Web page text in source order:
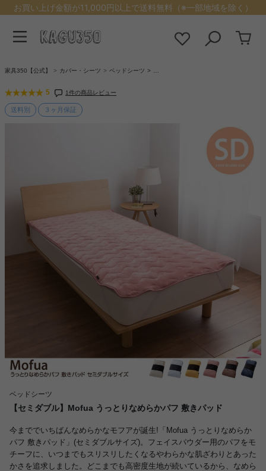
お買い上げ金額が11,000円以上で送料無料（※一部地域を除く）
家具350【公式】 カバー・シーツ ベッドシーツ
5 1件の商品レビュー
送料別 ３ヶ月保証
ベッドシーツ
【セミダブル】Mofua うっとりなめらかパフ 敷きパッド
今まででいちばんなめらかなモフアが誕生!「Mofua うっとりなめらか
パフ 敷きパッド」(セミダブルサイズ)。フェイスパウダー用のパフをモ
チーフに、いつまでもスリスリしたくなるやわらかな肌ざわりとあった
かさを追求しました。どこまでも高密度生地が続いているから、なめら